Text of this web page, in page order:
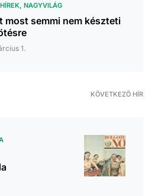
NAGYVILÁG
most semmi nem készteti
1.
KÖVETKEZŐ HÍR